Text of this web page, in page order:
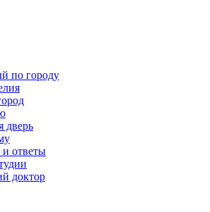
по городу
дверь
ответы
доктор